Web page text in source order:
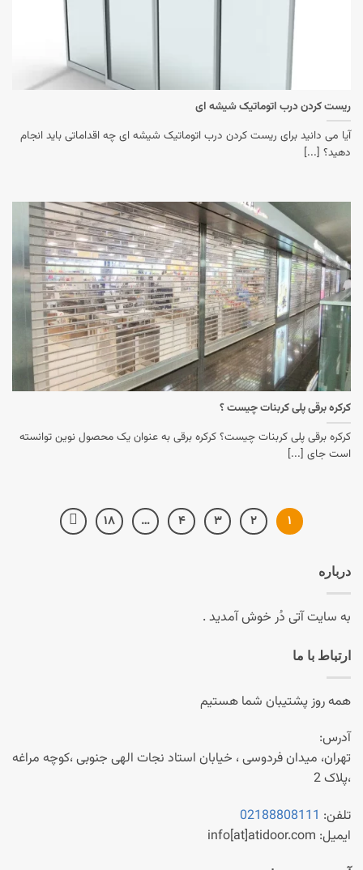
درباره
به سایت آتی دُر خوش آمدید .
ارتباط با ما
همه روز پشتیبان شما هستیم
آدرس:
تهران، میدان فردوسی ، خیابان استاد نجات الهی جنوبی ،کوچه مراغه
،پلاک 2
تلفن: 02188808111
ایمیل: info[at]atidoor.com
ریست کردن درب اتوماتیک شیشه ای
آیا می دانید برای ریست کردن درب اتوماتیک شیشه ای چه اقداماتی باید انجام
دهید؟ [...]
کرکره برقی پلی کربنات چیست ؟
کرکره برقی پلی کربنات چیست؟ کرکره برقی به عنوان یک محصول نوین توانسته
است جای [...]
۱ ۲ ۳ ۴ … ۱۸